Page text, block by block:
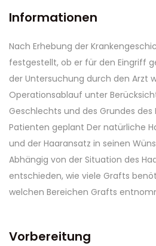
Informationen
Nach Erhebung der
festgestellt, ob er für den Eingriff
der Untersuchung durch den Arzt
Operationsablauf unter
Geschlechts und des Grundes des
Patienten geplant Der natürliche
und der Haaransatz in seinen
Abhängig von der Situation des
entschieden, wie viele Grafts
welchen Bereichen Grafts
Vorbereitung